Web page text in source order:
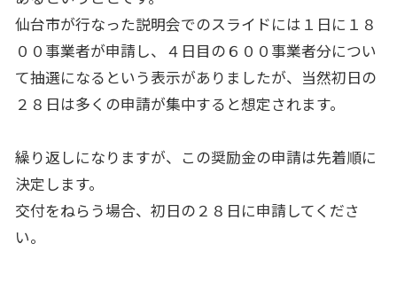
仙台市が行なった説明会でのスライドには１日に１８
００事業者が申請し、４日目の６００事業者分につい
て抽選になるという表示がありましたが、当然初日の
２８日は多くの申請が集中すると想定されます。
繰り返しになりますが、この奨励金の申請は先着順に
決定します。
交付をねらう場合、初日の２８日に申請してくださ
い。